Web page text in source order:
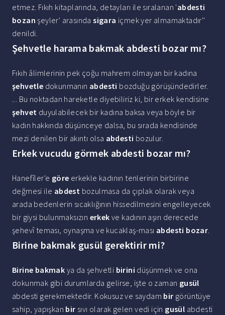
etmez. Fıkıh kitaplarında, detayları ile sıralanan 'abdesti
bozan şeyler' arasındasigara içmek yer almamaktadır''
denildi.
Şehvetle harama bakmak abdesti bozar mı?
Fıkıh âlimlerinin pek çoğu mahrem olmayan bir kadına
şehvetle dokunmanın abdesti bozduğu görüşündedirler.
... Bu noktadan hareketle diyebiliriz ki, bir erkek kendisine
şehvet duyulabilecek bir kadına baksa veya böyle bir
kadın hakkında düşünceye dalsa, bu sırada kendisinde
mezi denilen bir akıntı olsa abdesti bozulur.
Erkek vucudu görmek abdesti bozar mı?
Hanefîler'e göre erkekle kadının tenlerinin birbirine
değmesi ile abdest bozulmasa da çıplak olarak veya
arada bedenlerin sıcaklığının hissedilmesini engelleyecek
bir giysi bulunmaksızın erkek ve kadının aşırı derecede
şehevî teması, oynaşma ve kucaklaş-ması abdesti bozar.
Birine bakmak gusül gerektirir mi?
Birine bakmak ya da şehvetli birini düşünmek ve ona
dokunmak gibi durumlarda gelirse, işte o zaman gusül
abdesti gerekmektedir. Kokusuz ve saydam bir görüntüye
sahip, yapışkan bir sıvı olarak gelen vedi için gusül abdesti